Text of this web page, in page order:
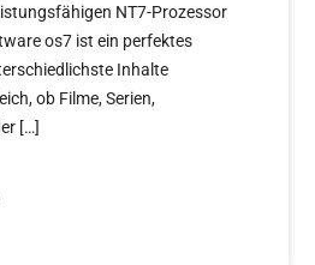
NT7-Prozessor
os7 ist ein perfektes
Inhalte
ob Filme, Serien,
[…]